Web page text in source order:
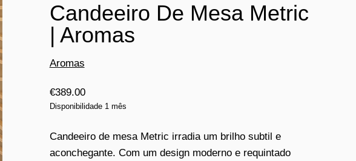
Candeeiro De Mesa Metric
| Aromas
Aromas
€389.00
Disponibilidade 1 mês
Candeeiro de mesa Metric irradia um brilho subtil e
aconchegante. Com um design moderno e requintado